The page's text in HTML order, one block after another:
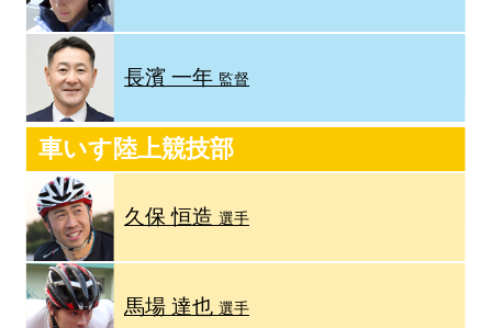
長濱 一年 監督
車いす陸上競技部
久保 恒造選手
馬場 達也選手